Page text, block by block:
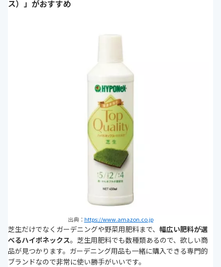
ス）」がおすすめ
出典： https://www.amazon.co.jp
芝生だけでなくガーデニングや野菜用肥料まで、 幅広い肥料が選
べるハイポネックス。芝生用肥料でも数種類あるので、欲しい商
品が見つかります。ガーデニング用品も一緒に購入できる専門的
ブランドなので非常に使い勝手がいいです。